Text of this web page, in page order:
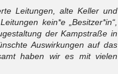
Leitungen, alte Keller und
kein*e „Besitzer*in“,
der Kampstraße in
Auswirkungen auf das
haben wir es mit vielen